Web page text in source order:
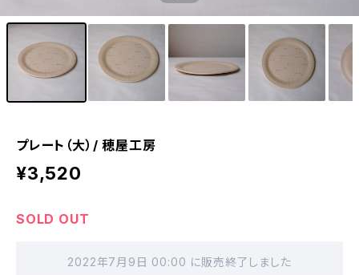
プレート（大）/ 穂屋工房
¥3,520
SOLD OUT
2022年7月9日 00:00 に販売終了しました